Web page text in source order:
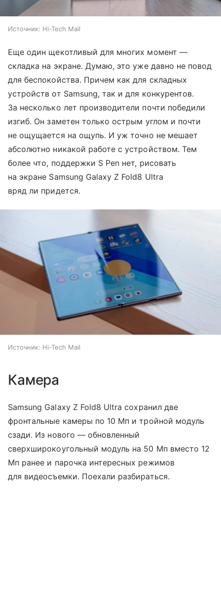
Источник: Hi-Tech Mail
Еще один щекотливый для многих момент —
складка на экране. Думаю, это уже давно не повод
для беспокойства. Причем как для складных
устройств от Samsung, так и для конкурентов.
За несколько лет производители почти победили
изгиб. Он заметен только острым углом и почти
не ощущается на ощупь. И уж точно не мешает
абсолютно никакой работе с устройством. Тем
более что, поддержки S Pen нет, рисовать
на экране Samsung Galaxy Z Fold8 Ultra
вряд ли придется.
Источник: Hi-Tech Mail
Камера
Samsung Galaxy Z Fold8 Ultra сохранил две
фронтальные камеры по 10 Мп и тройной модуль
сзади. Из нового — обновленный
сверхширокоугольный модуль на 50 Мп вместо 12
Мп ранее и парочка интересных режимов
для видеосъемки. Поехали разбираться.